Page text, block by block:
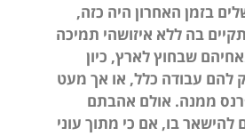
בזמן האחרון היה כזה,
בה ללא איזושהי תמיכה
שבחוץ לארץ, כיון
להם עבודה כלל, או אך מעט
ממנה. אולם אהבתם
בו, אם כי מתוך עוני